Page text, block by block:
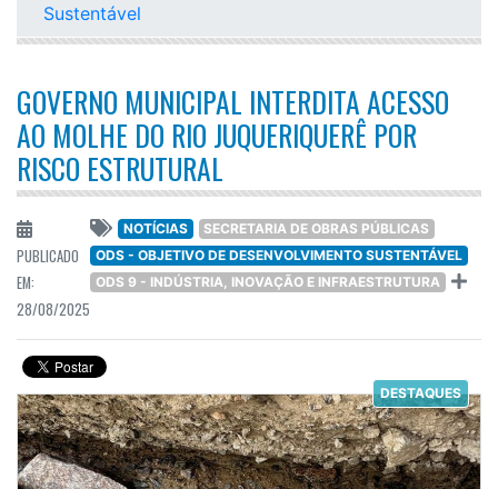
Sustentável
GOVERNO MUNICIPAL INTERDITA ACESSO
AO MOLHE DO RIO JUQUERIQUERÊ POR
RISCO ESTRUTURAL
PUBLICADO
EM:
28/08/2025
NOTÍCIAS
SECRETARIA DE OBRAS PÚBLICAS
ODS - OBJETIVO DE DESENVOLVIMENTO SUSTENTÁVEL
ODS 9 - INDÚSTRIA, INOVAÇÃO E INFRAESTRUTURA
DESTAQUES